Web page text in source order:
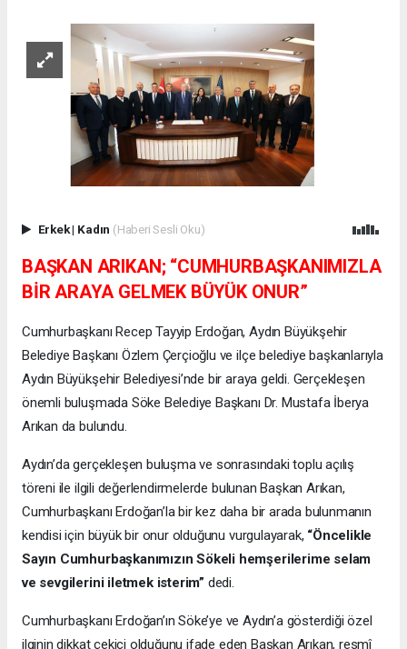
Erkek| Kadın (Haberi Sesli Oku)
BAŞKAN ARIKAN; “CUMHURBAŞKANIMIZLA
BİR ARAYA GELMEK BÜYÜK ONUR”
Cumhurbaşkanı Recep Tayyip Erdoğan, Aydın Büyükşehir
Belediye Başkanı Özlem Çerçioğlu ve ilçe belediye başkanlarıyla
Aydın Büyükşehir Belediyesi’nde bir araya geldi. Gerçekleşen
önemli buluşmada Söke Belediye Başkanı Dr. Mustafa İberya
Arıkan da bulundu.
Aydın’da gerçekleşen buluşma ve sonrasındaki toplu açılış
töreni ile ilgili değerlendirmelerde bulunan Başkan Arıkan,
Cumhurbaşkanı Erdoğan’la bir kez daha bir arada bulunmanın
kendisi için büyük bir onur olduğunu vurgulayarak, “Öncelikle
Sayın Cumhurbaşkanımızın Sökeli hemşerilerime selam
ve sevgilerini iletmek isterim” dedi.
Cumhurbaşkanı Erdoğan’ın Söke’ye ve Aydın’a gösterdiği özel
ilginin dikkat çekici olduğunu ifade eden Başkan Arıkan, resmî